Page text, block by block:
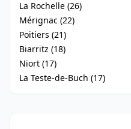
La Rochelle (26)
Mérignac (22)
Poitiers (21)
Biarritz (18)
Niort (17)
La Teste-de-Buch (17)